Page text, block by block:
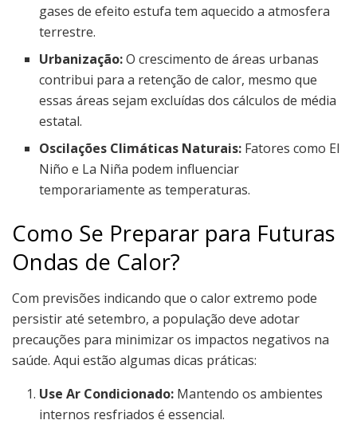
gases de efeito estufa tem aquecido a atmosfera
terrestre.
Urbanização:O crescimento de áreas urbanas
contribui para a retenção de calor, mesmo que
essas áreas sejam excluídas dos cálculos de média
estatal.
Oscilações Climáticas Naturais: Fatores como El
Niño e La Niña podem influenciar
temporariamente as temperaturas.
Como Se Preparar para Futuras
Ondas de Calor?
Com previsões indicando que o calor extremo pode
persistir até setembro, a população deve adotar
precauções para minimizar os impactos negativos na
saúde. Aqui estão algumas dicas práticas:
Use Ar Condicionado: Mantendo os ambientes
internos resfriados é essencial.